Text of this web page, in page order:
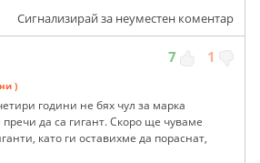
Сигнализирай за неуместен коментар
7 1
)
години не бях чул за марка
да са гигант. Скоро ще чуваме
като ги оставихме да пораснат,